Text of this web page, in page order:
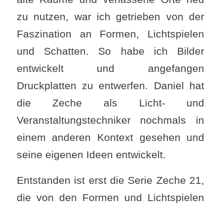
zu nutzen, war ich getrieben von der
Faszination an Formen, Lichtspielen
und Schatten. So habe ich Bilder
entwickelt und angefangen
Druckplatten zu entwerfen. Daniel hat
die Zeche als Licht- und
Veranstaltungstechniker nochmals in
einem anderen Kontext gesehen und
seine eigenen Ideen entwickelt.
Entstanden ist erst die Serie Zeche 21,
die von den Formen und Lichtspielen